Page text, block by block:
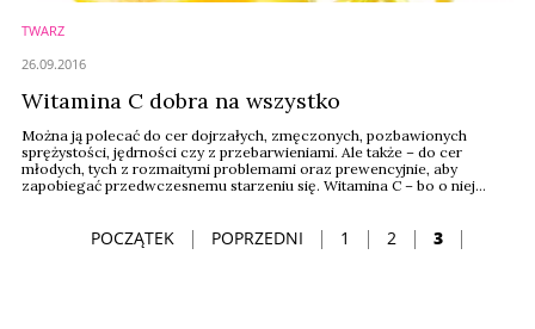
TWARZ
Witamina C dobra na wszystko
Można ją polecać do cer dojrzałych, zmęczonych, pozbawionych
sprężystości, jędrności czy z przebarwieniami. Ale także – do cer
młodych, tych z rozmaitymi problemami oraz prewencyjnie, aby
zapobiegać przedwczesnemu starzeniu się. Witamina C – bo o niej
26.09.2016
POCZĄTEK POPRZEDNI 1 2 3